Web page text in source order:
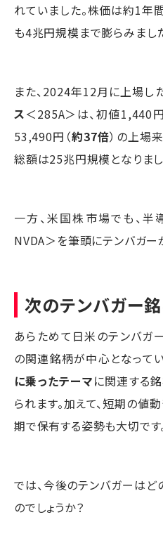
れていました。株価は約1年
も4兆円規模まで膨らみまし
また、2024年12月に上場し
ス＜285A＞は、初値1,440
53,490円（約37倍）の上場
総額は25兆円規模となりまし
一方、米国株市場でも、半
NVDA＞を筆頭にテンバガー
次のテンバガー
あらためて日米のテンバガ
の関連銘柄が中心となってい
に乗ったテーマに関連する
られます。加えて、短期の値
期で保有する姿勢も大切です
では、今後のテンバガーはど
のでしょうか？